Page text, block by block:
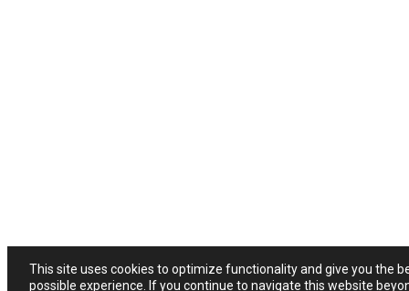
This site uses cookies to optimize functionality and give you the
possible experience. If you continue to navigate this website